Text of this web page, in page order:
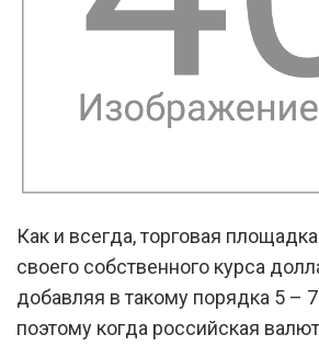
Как и всегда, торговая
своего собственного курса
добавляя в такому порядка 5 –
поэтому когда российская